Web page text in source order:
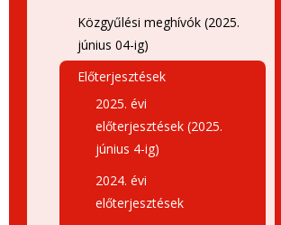
Közgyűlési meghívók (2025.
június 04-ig)
Előterjesztések
2025. évi
előterjesztések (2025.
június 4-ig)
2024. évi
előterjesztések